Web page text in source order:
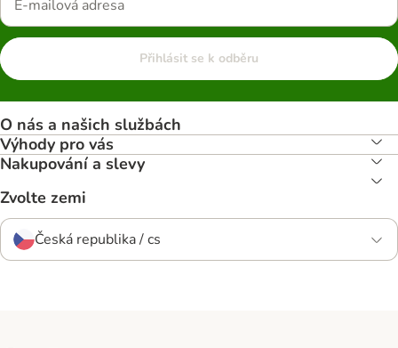
Přihlásit se k odběru
O nás a našich službách
Výhody pro vás
Nakupování a slevy
Zvolte zemi
Česká republika / cs